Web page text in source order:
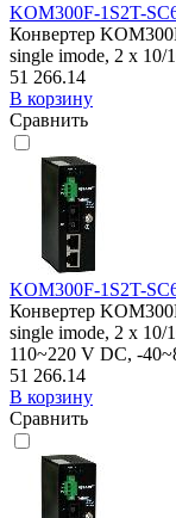
KOM300F-1S2T-
Конвертер
single imode, 2 x
51 266.14
В корзину
Сравнить
KOM300F-1S2T-
Конвертер
single imode, 2 x
110~220 V DC, -
51 266.14
В корзину
Сравнить